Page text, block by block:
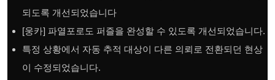
되도록 개선되었습니다
[웅카] 파열포로도 퍼즐을 완성할 수 있도록 개선되었습니다.
특정 상황에서 자동 추적 대상이 다른 의뢰로 전환되던 현상
이 수정되었습니다.